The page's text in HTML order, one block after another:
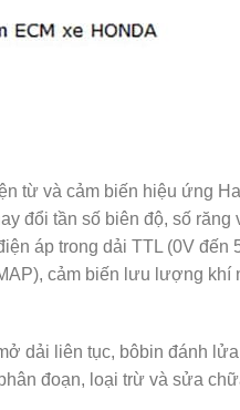
từ và cảm biến hiệu ứng
đổi tần số biên độ, số
áp trong dải TTL (0V
cảm biến lưu lượng
dải liên tục, bôbin đánh
đoạn, loại trừ và sửa